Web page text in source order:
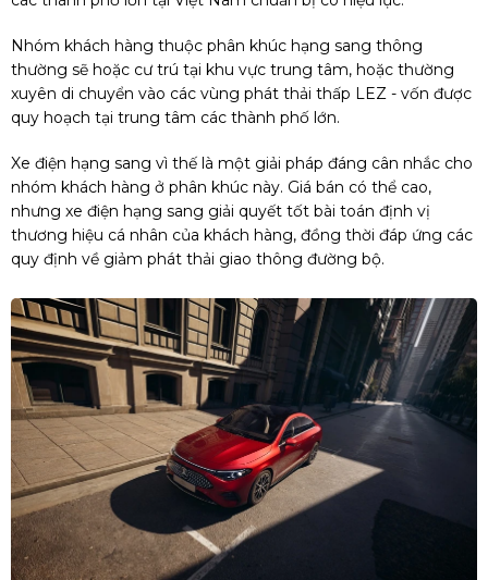
Nhóm khách hàng thuộc phân khúc hạng sang thông
thường sẽ hoặc cư trú tại khu vực trung tâm, hoặc thường
xuyên di chuyển vào các vùng phát thải thấp LEZ - vốn được
quy hoạch tại trung tâm các thành phố lớn.
Xe điện hạng sang vì thế là một giải pháp đáng cân nhắc cho
nhóm khách hàng ở phân khúc này. Giá bán có thể cao,
nhưng xe điện hạng sang giải quyết tốt bài toán định vị
thương hiệu cá nhân của khách hàng, đồng thời đáp ứng các
quy định về giảm phát thải giao thông đường bộ.